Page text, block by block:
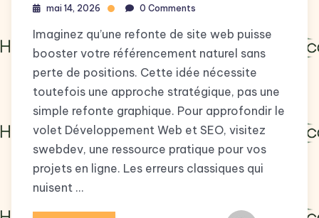
mai 14, 2026 0 Comments
Imaginez qu’une refonte de site web puisse
booster votre référencement naturel sans
perte de positions. Cette idée nécessite
toutefois une approche stratégique, pas une
simple refonte graphique. Pour approfondir le
volet Développement Web et SEO, visitez
swebdev, une ressource pratique pour vos
projets en ligne. Les erreurs classiques qui
nuisent …